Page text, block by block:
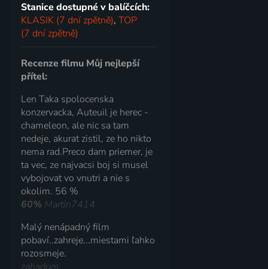
Stanice dostupné v balíčcích:
KLASIK (7 dní zpětně),TOP
(7 dní zpětně)
Recenze filmu Můj nejlepší
přítel:
Len Taka spolocenska
konzervacka, Auteuil je herec -
chameleon, ale nic sa tam
nedeje, akurat zistil, ze ho nikto
nema rad.Preco dam priemer, je
ta vec, ze najvacsi boj si musel
vybojovat vo vnutri a nie s
okolim. 56 %
60% Martin7414
Malý nenápadný film
pobaví..zahreje...miestami ľahko
rozosmeje.